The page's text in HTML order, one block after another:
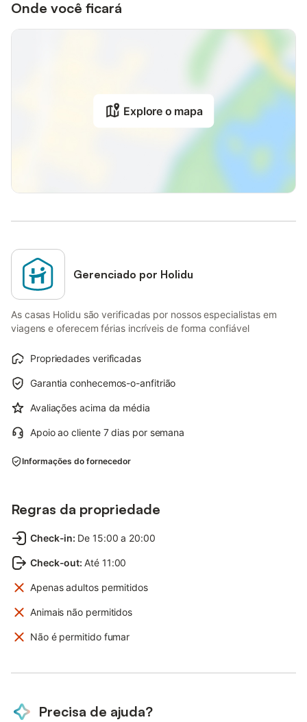
Onde você ficará
Explore o mapa
Gerenciado por Holidu
As casas Holidu são verificadas por nossos especialistas em
viagens e oferecem férias incríveis de forma confiável
Propriedades verificadas
Garantia conhecemos-o-anfitrião
Avaliações acima da média
Apoio ao cliente 7 dias por semana
Informações do fornecedor
Regras da propriedade
Check-in: De 15:00 a 20:00
Check-out: Até 11:00
Apenas adultos permitidos
Animais não permitidos
Não é permitido fumar
Precisa de ajuda?